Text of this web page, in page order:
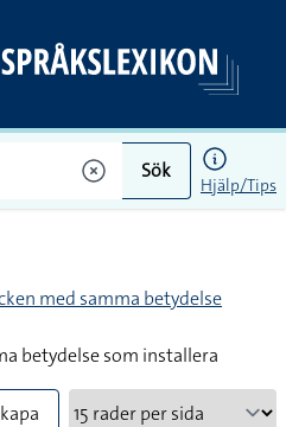
Sök
Hjälp/Tips
med samma betydelse
betydelse som installera